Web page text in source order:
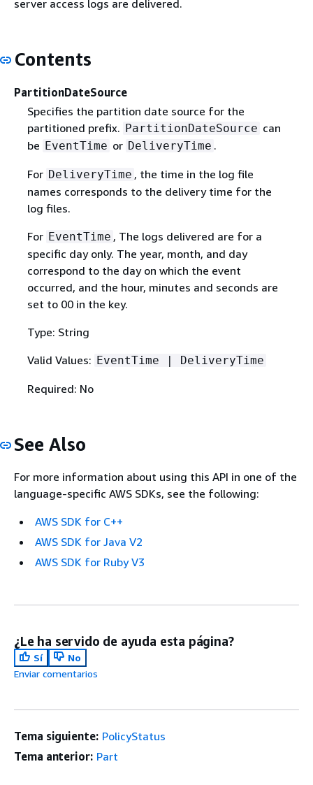
server access logs are delivered.
Contents
PartitionDateSource
Specifies the partition date source for the
partitioned prefix. PartitionDateSource can
be EventTime or DeliveryTime .
For DeliveryTime , the time in the log file
names corresponds to the delivery time for the
log files.
For EventTime , The logs delivered are for a
specific day only. The year, month, and day
correspond to the day on which the event
occurred, and the hour, minutes and seconds are
set to 00 in the key.
Type: String
Valid Values: EventTime | DeliveryTime
Required: No
See Also
For more information about using this API in one of the
language-specific AWS SDKs, see the following:
AWS SDK for C++
AWS SDK for Java V2
AWS SDK for Ruby V3
¿Le ha servido de ayuda esta página?
Sí
No
Enviar comentarios
Tema siguiente: PolicyStatus
Tema anterior: Part